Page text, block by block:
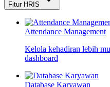
Fitur HRIS
Attendance Management
Kelola kehadiran lebih
dashboard
Database Karyawan